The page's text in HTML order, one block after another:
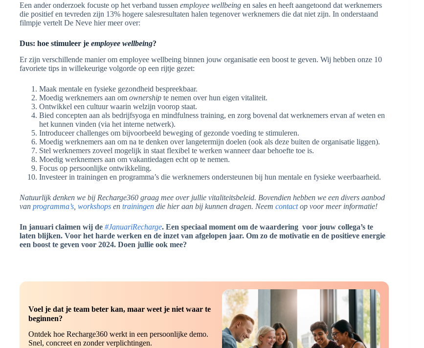
Een ander onderzoek focuste op het verband tussen employee wellbeing en sales en heeft aangetoond dat werknemers
die positief en tevreden zijn 13% hogere salesresultaten halen tegenover werknemers die dat niet zijn. In onderstaand
filmpje vertelt De Neve hier meer over:
Dus: hoe stimuleer je employee wellbeing?
Er zijn verschillende manier om employee wellbeing binnen jouw organisatie een boost te geven. Wij hebben onze 10
favoriete tips in willekeurige volgorde op een rijtje gezet:
Maak mentale en fysieke gezondheid bespreekbaar.
Moedig werknemers aan om ownership te nemen over hun eigen vitaliteit.
Ontwikkel een cultuur waarin welzijn voorop staat.
Bied concepten aan als bedrijfsyoga en mindfulness training, en zorg bovenal dat werknemers ervan af weten en
het kunnen vinden (via het interne netwerk).
Introduceer challenges om bijvoorbeeld beweging of gezonde voeding te stimuleren.
Moedig werknemers aan om na te denken over langetermijn doelen (ook als deze buiten de organisatie liggen).
Stel werknemers zoveel mogelijk in staat flexibel te werken wanneer daar behoefte toe is.
Moedig werknemers aan om vakantiedagen echt op te nemen.
Focus op persoonlijke ontwikkeling.
Investeer in trainingen en programma’s die werknemers ondersteunen bij hun mentale en fysieke weerbaarheid.‍
Natuurlijk denken we bij Recharge360 graag mee over jullie vitaliteitsbeleid. Bovendien hebben we een divers aanbod
van programma’s workshops en trainingen die hier aan bij kunnen dragen. Neem contactop voor meer informatie!
In januari claimen wij de #JanuariRecharge. Een speciaal moment om de waardering voor jouw collega’s te
laten blijken. Voor het harde werken en de inzet van afgelopen jaar. Om zo de motivatie en de positieve energie
een boost te geven voor 2024. Doen jullie ook mee?
Voel je dat je team beter kan, maar weet je niet waar te
beginnen?
Ontdek hoe Recharge360 werkt in een persoonlijke demo.
Snel, concreet en zonder verplichtingen.